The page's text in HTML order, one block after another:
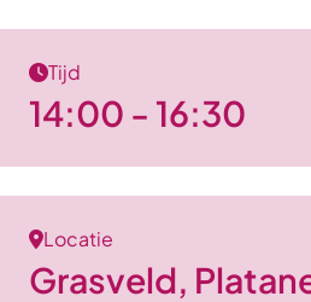
Tijd
14:00 - 16:30
Locatie
Grasveld,